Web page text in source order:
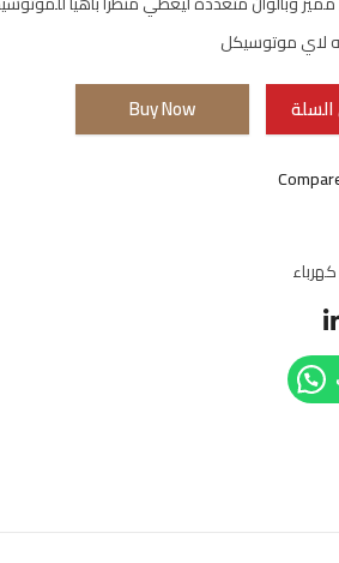
لاي موتوسيكل
Buy Now
كهرباء